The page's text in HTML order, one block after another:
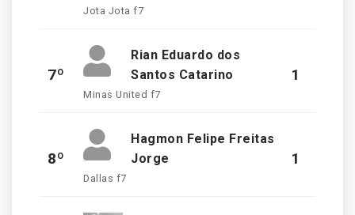
Jota Jota f7
7º
Rian Eduardo dos
Santos Catarino
Minas United f7
1
8º
Hagmon Felipe Freitas
Jorge
Dallas f7
1